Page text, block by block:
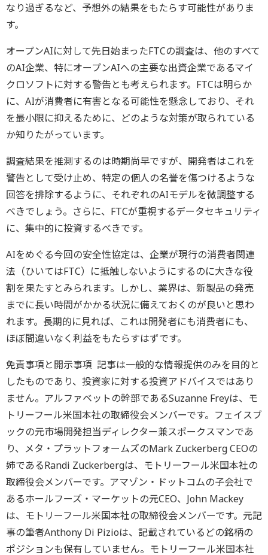
なり過ぎるなど、予想外の結果をもたらす可能性がありま
す。
オープンAIに対して先日始まったFTCの調査は、他のすべて
のAI企業、特にオープンAIへの主要な出資企業であるマイ
クロソフトに対する警告とも考えられます。FTCは明らか
に、AIが消費者に有害となる可能性を懸念しており、それ
を最小限に抑えるために、どのような対策が取られている
か知りたがっています。
調査結果を推測するのは時期尚早ですが、開発者はこれを
警告として受け止め、特定の個人の名誉を傷つけるような
回答を排除するように、それぞれのAIモデルを微調整する
べきでしょう。さらに、FTCが重視するデータセキュリティ
に、集中的に投資するべきです。
AIをめぐる今回の安全性協定は、企業が現行の消費者関連
法（ひいてはFTC）に抵触しないようにするのに大きな役
割を果たすとみられます。しかし、業界は、新製品の発売
までに長い時間がかかる状況に備えておくのが良いと思わ
れます。長期的に見れば、これは開発者にも消費者にも、
ほぼ間違いなく利益をもたらすはずです。
免責事項と開示事項 記事は一般的な情報提供のみを目的と
したものであり、投資家に対する投資アドバイスではあり
ません。アルファベットの幹部であるSuzanne Freyは、モ
トリーフール米国本社の取締役会メンバーです。フェイスブ
ックの元市場開発担当ディレクター兼スポークスマンであ
り、メタ・プラットフォームズのMark Zuckerberg CEOの
姉であるRandi Zuckerbergは、モトリーフール米国本社の
取締役会メンバーです。アマゾン・ドットコムの子会社で
あるホールフーズ・マーケットの元CEO、John Mackey
は、モトリーフール米国本社の取締役会メンバーです。元記
事の筆者Anthony Di Pizioは、記載されているどの銘柄の
ポジションも保有していません。モトリーフール米国本社